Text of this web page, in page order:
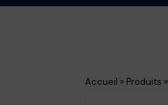
Accueil » Produits »